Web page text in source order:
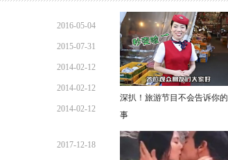
2016-05-04
20:37:06
2015-07-31
09:28:26
2014-02-12
13:13:15
2014-02-12
11:23:33
2014-02-12
2017-12-18
深扒！旅游节目不会告诉你的
事